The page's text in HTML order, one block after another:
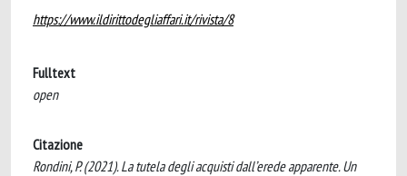
https://www.ildirittodegliaffari.it/rivista/8
Fulltext
open
Citazione
Rondini, P. (2021). La tutela degli acquisti dall’erede apparente. Un